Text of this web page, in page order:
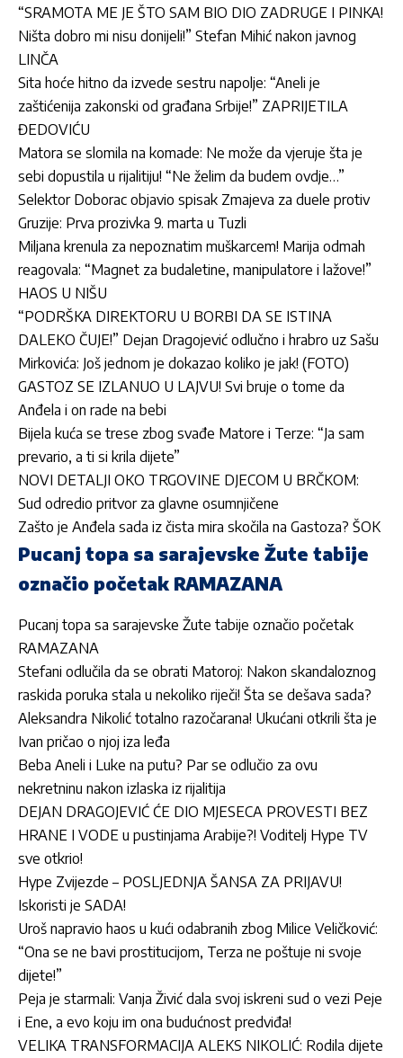
“SRAMOTA ME JE ŠTO SAM BIO DIO ZADRUGE I PINKA!
Ništa dobro mi nisu donijeli!” Stefan Mihić nakon javnog
LINČA
Sita hoće hitno da izvede sestru napolje: “Aneli je
zaštićenija zakonski od građana Srbije!” ZAPRIJETILA
ĐEDOVIĆU
Matora se slomila na komade: Ne može da vjeruje šta je
sebi dopustila u rijalitiju! “Ne želim da budem ovdje…”
Selektor Doborac objavio spisak Zmajeva za duele protiv
Gruzije: Prva prozivka 9. marta u Tuzli
Miljana krenula za nepoznatim muškarcem! Marija odmah
reagovala: “Magnet za budaletine, manipulatore i lažove!”
HAOS U NIŠU
“PODRŠKA DIREKTORU U BORBI DA SE ISTINA
DALEKO ČUJE!” Dejan Dragojević odlučno i hrabro uz Sašu
Mirkovića: Još jednom je dokazao koliko je jak! (FOTO)
GASTOZ SE IZLANUO U LAJVU! Svi bruje o tome da
Anđela i on rade na bebi
Bijela kuća se trese zbog svađe Matore i Terze: “Ja sam
prevario, a ti si krila dijete”
NOVI DETALJI OKO TRGOVINE DJECOM U BRČKOM:
Sud odredio pritvor za glavne osumnjičene
Zašto je Anđela sada iz čista mira skočila na Gastoza? ŠOK
Pucanj topa sa sarajevske Žute tabije
označio početak RAMAZANA
Pucanj topa sa sarajevske Žute tabije označio početak
RAMAZANA
Stefani odlučila da se obrati Matoroj: Nakon skandaloznog
raskida poruka stala u nekoliko riječi! Šta se dešava sada?
Aleksandra Nikolić totalno razočarana! Ukućani otkrili šta je
Ivan pričao o njoj iza leđa
Beba Aneli i Luke na putu? Par se odlučio za ovu
nekretninu nakon izlaska iz rijalitija
DEJAN DRAGOJEVIĆ ĆE DIO MJESECA PROVESTI BEZ
HRANE I VODE u pustinjama Arabije?! Voditelj Hype TV
sve otkrio!
Hype Zvijezde – POSLJEDNJA ŠANSA ZA PRIJAVU!
Iskoristi je SADA!
Uroš napravio haos u kući odabranih zbog Milice Veličković:
“Ona se ne bavi prostitucijom, Terza ne poštuje ni svoje
dijete!”
Peja je starmali: Vanja Živić dala svoj iskreni sud o vezi Peje
i Ene, a evo koju im ona budućnost predviđa!
VELIKA TRANSFORMACIJA ALEKS NIKOLIĆ: Rodila dijete